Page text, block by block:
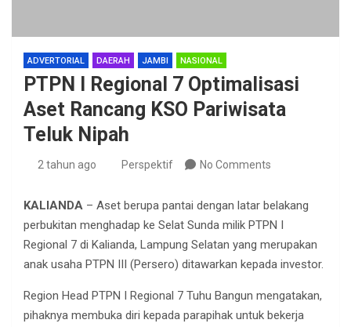
ADVERTORIAL DAERAH JAMBI NASIONAL
PTPN I Regional 7 Optimalisasi
Aset Rancang KSO Pariwisata
Teluk Nipah
2 tahun ago Perspektif No Comments
KALIANDA – Aset berupa pantai dengan latar belakang
perbukitan menghadap ke Selat Sunda milik PTPN I
Regional 7 di Kalianda, Lampung Selatan yang merupakan
anak usaha PTPN III (Persero) ditawarkan kepada investor.
Region Head PTPN I Regional 7 Tuhu Bangun mengatakan,
pihaknya membuka diri kepada parapihak untuk bekerja